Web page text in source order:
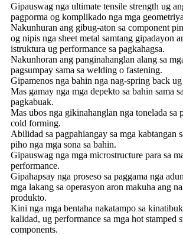
Gipauswag nga ultimate tensile strength ug
pagporma og komplikado nga mga
Nakunhuran ang gibug-aton sa component
og nipis nga sheet metal samtang gipadayon
istruktura ug performance sa pagkahagsa.
Nakunhoran ang panginahanglan alang sa
pagsumpay sama sa welding o fastening.
Gipamenos nga bahin nga nag-spring back
Mas gamay nga mga depekto sa bahin sama
pagkabuak.
Mas ubos nga gikinahanglan nga tonelada sa
cold forming.
Abilidad sa pagpahiangay sa mga kabtangan
piho nga mga sona sa bahin.
Gipauswag nga mga microstructure para sa
performance.
Gipahapsay nga proseso sa paggama nga
mga lakang sa operasyon aron makuha ang
produkto.
Kini nga mga bentaha nakatampo sa
kalidad, ug performance sa mga hot stamped
components.